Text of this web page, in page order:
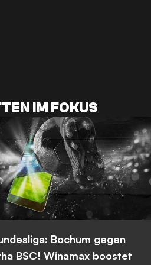
IM FOKUS
Bochum gegen
BSC! Winamax boostet